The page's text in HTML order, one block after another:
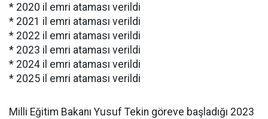
* 2020 il emri ataması verildi
* 2021 il emri ataması verildi
* 2022 il emri ataması verildi
* 2023 il emri ataması verildi
* 2024 il emri ataması verildi
* 2025 il emri ataması verildi
Milli Eğitim Bakanı Yusuf Tekin göreve başladığı 2023